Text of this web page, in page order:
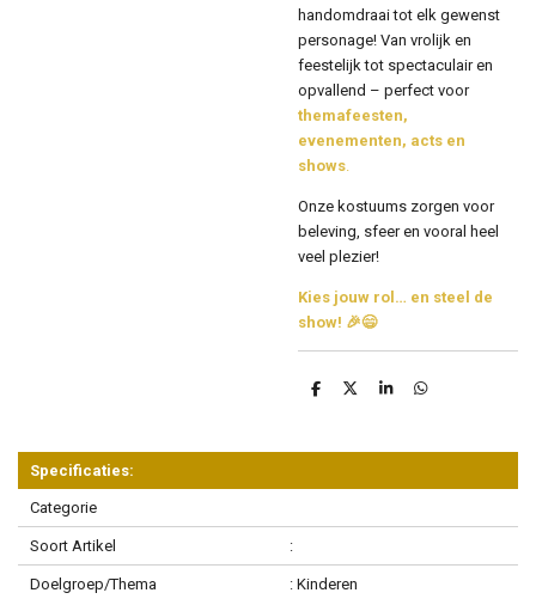
handomdraai tot elk gewenst
personage! Van vrolijk en
feestelijk tot spectaculair en
opvallend – perfect voor
themafeesten,
evenementen, acts en
shows
Onze kostuums zorgen voor
beleving, sfeer en vooral heel
veel plezier!
Kies jouw rol… en steel de
show! 🎉😄
D
n
D
S
e
D
n
Specificaties:
Categorie
Soort Artikel :
Doelgroep/Thema : Kinderen